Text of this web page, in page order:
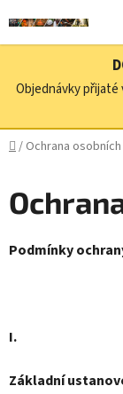
na
obsah
Objednávky přijaté
Domů
/ Ochrana
Podmínky
I.
Základní